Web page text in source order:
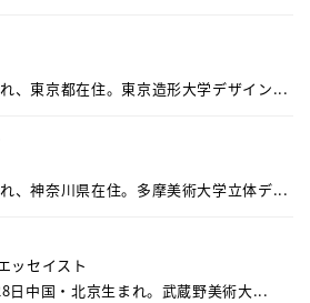
、東京都在住。東京造形大学デザイン...
、神奈川県在住。多摩美術大学立体デ...
ッセイスト
日中国・北京生まれ。武蔵野美術大...